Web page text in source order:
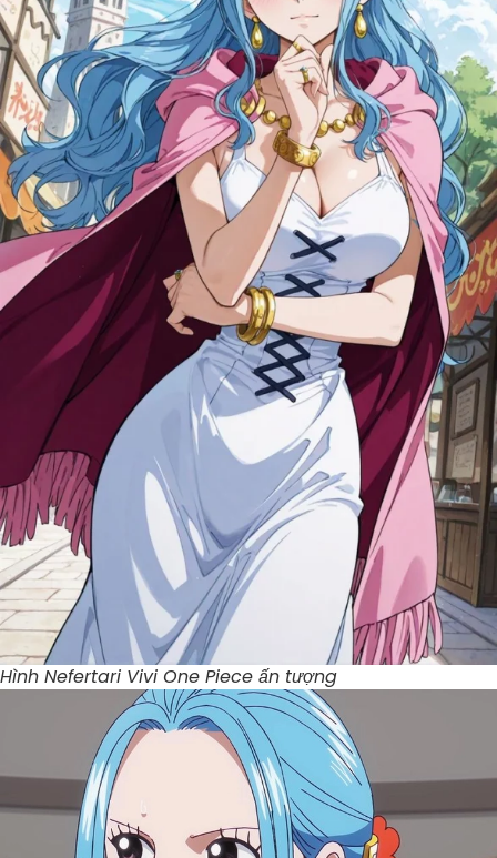
Hình Nefertari Vivi One Piece ấn tượng